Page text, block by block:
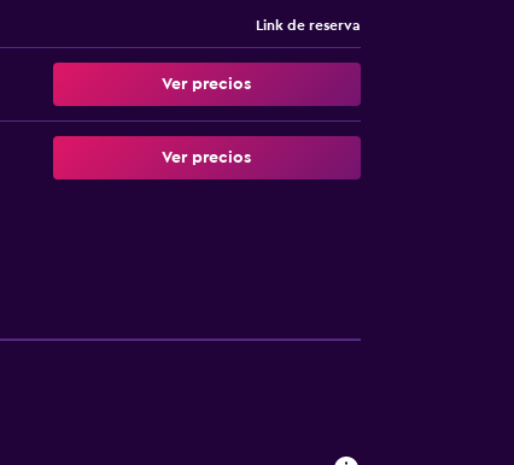
Link de reserva
Ver precios
Ver precios